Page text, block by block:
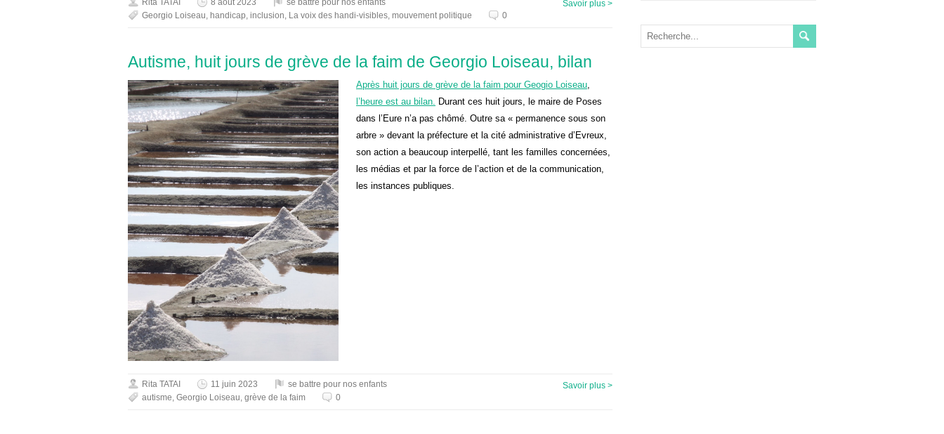
Rita TATAI 8 août 2023
se battre pour nos enfants
Georgio Loiseau, handicap, inclusion, La voix des handi-visibles, mouvement politique 0
Savoir plus >
Autisme, huit jours de grève de la faim de Georgio Loiseau, bilan
Après huit jours de grève de la faim pour Geogio Loiseau,
l’heure est au bilan. Durant ces huit jours, le maire de Poses
dans l’Eure n’a pas chômé. Outre sa « permanence sous son
arbre » devant la préfecture et la cité administrative d’Evreux,
son action a beaucoup interpellé, tant les familles concernées,
les médias et par la force de l’action et de la communication,
les instances publiques.
Rita TATAI 11 juin 2023
se battre pour nos enfants
autisme, Georgio Loiseau, grève de la faim 0
Savoir plus >